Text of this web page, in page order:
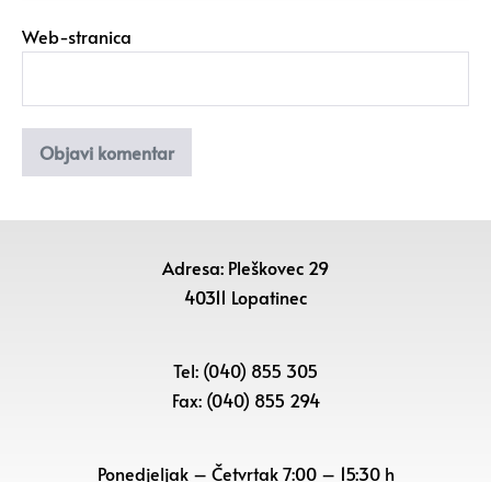
Web-stranica
Adresa: Pleškovec 29
40311 Lopatinec
Tel: (040) 855 305
Fax: (040) 855 294
Ponedjeljak – Četvrtak 7:00 – 15:30 h